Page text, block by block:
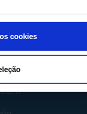
cookies
17